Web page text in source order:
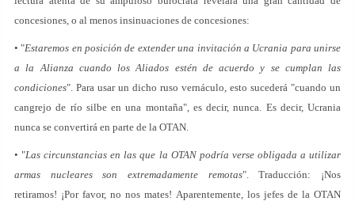
concesiones, o al menos insinuaciones de concesiones:
• "Estaremos en posición de extender una invitación a Ucrania para unirse
a la Alianza cuando los Aliados estén de acuerdo y se cumplan las
condiciones". Para usar un dicho ruso vernáculo, esto sucederá "cuando un
cangrejo de río silbe en una montaña", es decir, nunca. Es decir, Ucrania
nunca se convertirá en parte de la OTAN.
• "Las circunstancias en las que la OTAN podría verse obligada a utilizar
armas nucleares son extremadamente remotas". Traducción: ¡Nos
retiramos! ¡Por favor, no nos mates! Aparentemente, los jefes de la OTAN